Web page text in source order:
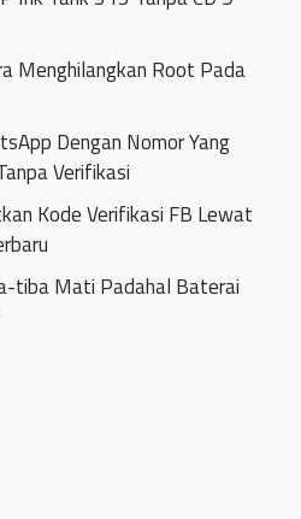
Menghilangkan Root Pada
Dengan Nomor Yang
Verifikasi
Kode Verifikasi FB Lewat
tiba Mati Padahal Baterai